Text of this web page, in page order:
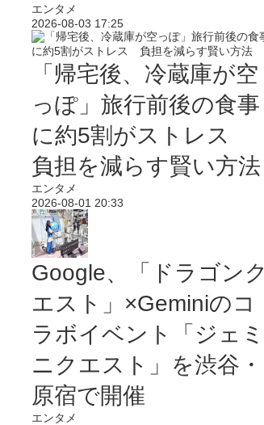
エンタメ
2026-08-03 17:25
「帰宅後、冷蔵庫が空
っぽ」旅行前後の食事
に約5割がストレス
負担を減らす賢い方法
エンタメ
2026-08-01 20:33
Google、「ドラゴンク
エスト」×Geminiのコ
ラボイベント「ジェミ
ニクエスト」を渋谷・
原宿で開催
エンタメ